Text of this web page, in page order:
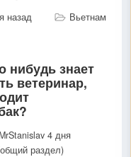
назад
Вьетнам
нибудь знает
ветеринар,
4 дня
раздел)